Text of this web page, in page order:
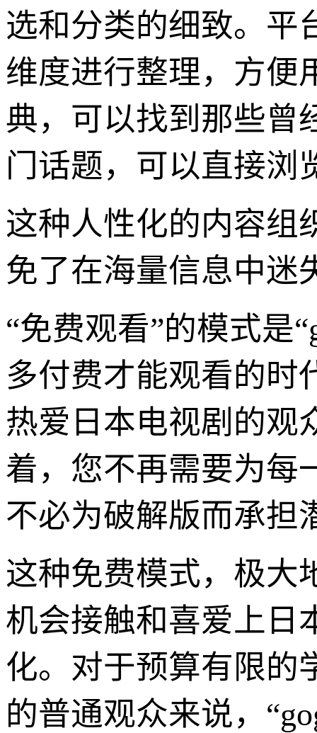
选和分类的细致。平
维度进行整理，方便
典，可以找到那些曾
门话题，可以直接浏
这种人性化的内容组
免了在海量信息中迷
“免费观看”的模式是
多付费才能观看的时
热爱日本电视剧的观
着，您不再需要为每
不必为破解版而承担
这种免费模式，极大
机会接触和喜爱上日
化。对于预算有限的
的普通观众来说，